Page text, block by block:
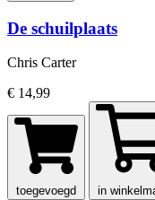
De schuilplaats
Chris Carter
€ 14,99
toegevoegd in